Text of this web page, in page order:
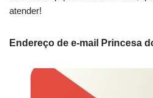
atender!
Endereço de e-mail Princesa